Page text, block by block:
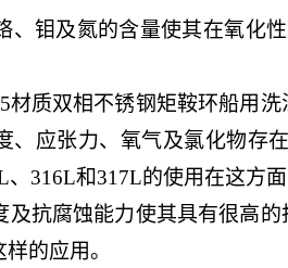
钼及氮的含量使其在氧化
质双相不锈钢矩鞍环船用洗
、应张力、氧气及氯化物存
316L和317L的使用在这方面
腐蚀能力使其具有很高的
的应用。